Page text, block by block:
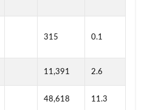
315 0.1
11,391 2.6
48,618 11.3